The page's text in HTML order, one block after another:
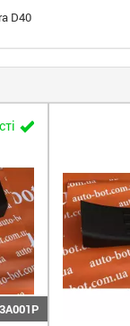
D40